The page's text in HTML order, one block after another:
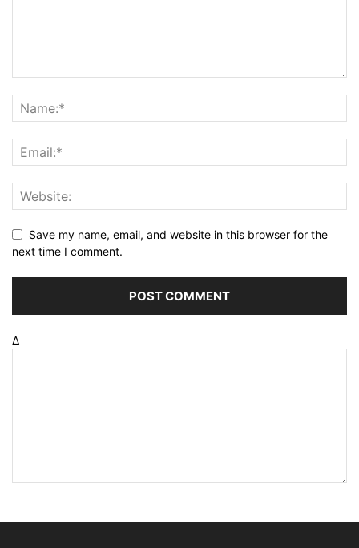
Save my name, email, and website in this browser for the
next time I comment.
Δ